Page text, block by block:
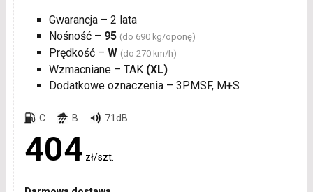
Gwarancja – 2 lata
Nośność – 95 (do 690 kg/oponę)
Prędkość – W (do 270 km/h)
Wzmacniane – TAK (XL)
Dodatkowe oznaczenia – 3PMSF, M+S
C B 71dB
404 zł/szt.